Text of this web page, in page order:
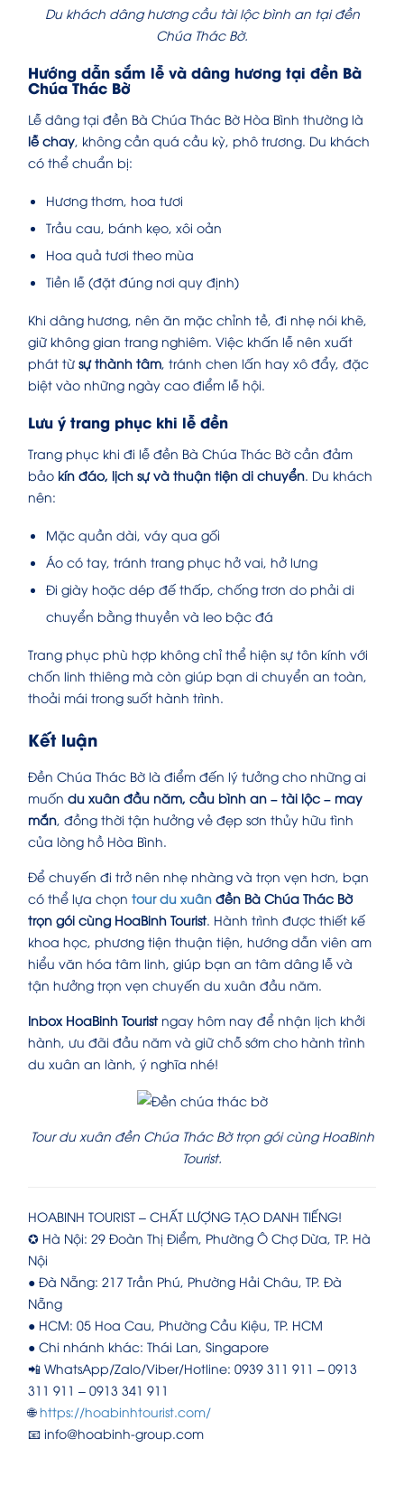
Du khách dâng hương cầu tài lộc bình an tại đền
Chúa Thác Bờ.
Hướng dẫn sắm lễ và dâng hương tại đền Bà
Chúa Thác Bờ
Lễ dâng tại đền Bà Chúa Thác Bờ Hòa Bình thường là
lễ chay, không cần quá cầu kỳ, phô trương. Du khách
có thể chuẩn bị:
Hương thơm, hoa tươi
Trầu cau, bánh kẹo, xôi oản
Hoa quả tươi theo mùa
Tiền lễ (đặt đúng nơi quy định)
Khi dâng hương, nên ăn mặc chỉnh tề, đi nhẹ nói khẽ,
giữ không gian trang nghiêm. Việc khấn lễ nên xuất
phát từ sự thành tâm, tránh chen lấn hay xô đẩy, đặc
biệt vào những ngày cao điểm lễ hội.
Lưu ý trang phục khi lễ đền
Trang phục khi đi lễ đền Bà Chúa Thác Bờ cần đảm
bảo kín đáo, lịch sự và thuận tiện di chuyển. Du khách
nên:
Mặc quần dài, váy qua gối
Áo có tay, tránh trang phục hở vai, hở lưng
Đi giày hoặc dép đế thấp, chống trơn do phải di
chuyển bằng thuyền và leo bậc đá
Trang phục phù hợp không chỉ thể hiện sự tôn kính với
chốn linh thiêng mà còn giúp bạn di chuyển an toàn,
thoải mái trong suốt hành trình.
Kết luận
Đền Chúa Thác Bờ là điểm đến lý tưởng cho những ai
muốn du xuân đầu năm, cầu bình an – tài lộc – may
mắn, đồng thời tận hưởng vẻ đẹp sơn thủy hữu tình
của lòng hồ Hòa Bình.
Để chuyến đi trở nên nhẹ nhàng và trọn vẹn hơn, bạn
có thể lựa chọn tour du xuân đền Bà Chúa Thác Bờ
trọn gói cùng HoaBinh Tourist. Hành trình được thiết kế
khoa học, phương tiện thuận tiện, hướng dẫn viên am
hiểu văn hóa tâm linh, giúp bạn an tâm dâng lễ và
tận hưởng trọn vẹn chuyến du xuân đầu năm.
Inbox HoaBinh Touristngay hôm nay để nhận lịch khởi
hành, ưu đãi đầu năm và giữ chỗ sớm cho hành trình
du xuân an lành, ý nghĩa nhé!
Tour du xuân đền Chúa Thác Bờ trọn gói cùng HoaBinh
Tourist.
HOABINH TOURIST – CHẤT LƯỢNG TẠO DANH TIẾNG!
✪ Hà Nội: 29 Đoàn Thị Điểm, Phường Ô Chợ Dừa, TP. Hà
Nội
● Đà Nẵng: 217 Trần Phú, Phường Hải Châu, TP. Đà
Nẵng
● HCM: 05 Hoa Cau, Phường Cầu Kiệu, TP. HCM
● Chi nhánh khác: Thái Lan, Singapore
📲 WhatsApp/Zalo/Viber/Hotline: 0939 311 911 – 0913
311 911 – 0913 341 911
🌐https://hoabinhtourist.com/
📧 info@hoabinh-group.com